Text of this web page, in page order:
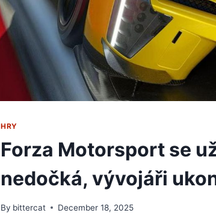
HRY
Forza Motorsport se
nedočká, vývojáři
By bittercat December 18, 2025